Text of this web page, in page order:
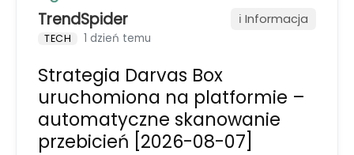
TrendSpider
TECH 1 dzień temu
ℹ️ Informacja
Strategia Darvas Box
uruchomiona na platformie –
automatyczne skanowanie
przebicień [2026-08-07]